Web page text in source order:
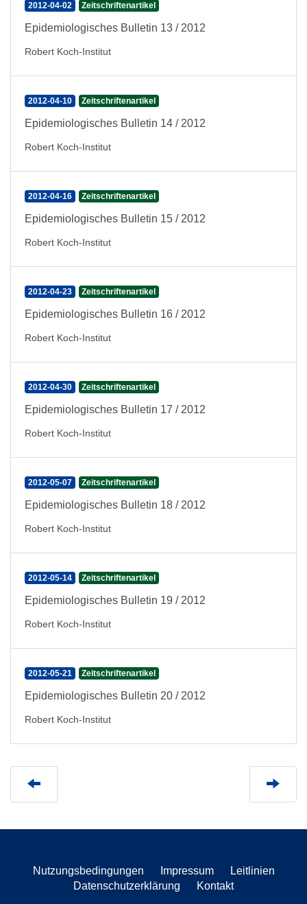
2012-04-02 Zeitschriftenartikel
Epidemiologisches Bulletin 13 / 2012
Robert Koch-Institut
2012-04-10 Zeitschriftenartikel
Epidemiologisches Bulletin 14 / 2012
Robert Koch-Institut
2012-04-16 Zeitschriftenartikel
Epidemiologisches Bulletin 15 / 2012
Robert Koch-Institut
2012-04-23 Zeitschriftenartikel
Epidemiologisches Bulletin 16 / 2012
Robert Koch-Institut
2012-04-30 Zeitschriftenartikel
Epidemiologisches Bulletin 17 / 2012
Robert Koch-Institut
2012-05-07 Zeitschriftenartikel
Epidemiologisches Bulletin 18 / 2012
Robert Koch-Institut
2012-05-14 Zeitschriftenartikel
Epidemiologisches Bulletin 19 / 2012
Robert Koch-Institut
2012-05-21 Zeitschriftenartikel
Epidemiologisches Bulletin 20 / 2012
Robert Koch-Institut
Nutzungsbedingungen Impressum
Leitlinien
Datenschutzerklärung
Kontakt